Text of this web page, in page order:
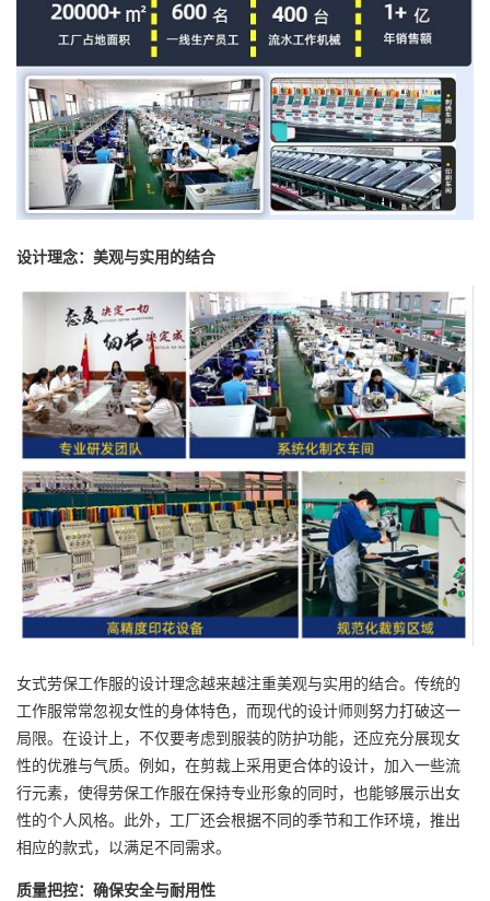
设计理念：美观与实用的结合
女式劳保工作服的设计理念越来越注重美观与实用的结合。传统的
工作服常常忽视女性的身体特色，而现代的设计师则努力打破这一
局限。在设计上，不仅要考虑到服装的防护功能，还应充分展现女
性的优雅与气质。例如，在剪裁上采用更合体的设计，加入一些流
行元素，使得劳保工作服在保持专业形象的同时，也能够展示出女
性的个人风格。此外，工厂还会根据不同的季节和工作环境，推出
相应的款式，以满足不同需求。
质量把控：确保安全与耐用性